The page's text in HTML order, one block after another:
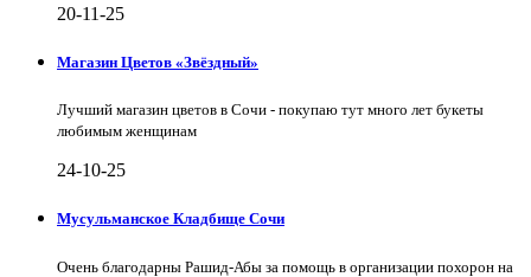
20-11-25
Магазин Цветов «Звёздный»
Лучший магазин цветов в Сочи - покупаю тут много лет букеты
любимым женщинам
24-10-25
Мусульманское Кладбище Сочи
Очень благодарны Рашид-Абы за помощь в организации похорон на